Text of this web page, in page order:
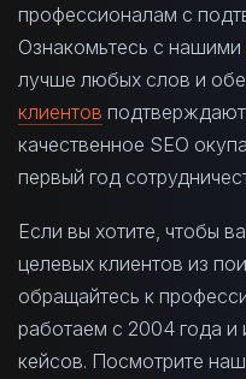
профессионалам с
Ознакомьтесь с нашими
лучше любых слов и
клиентов
качественное SEO
первый год
Если вы хотите, чтобы
целевых клиентов из
обращайтесь к
работаем с 2004 года
кейсов. Посмотрите